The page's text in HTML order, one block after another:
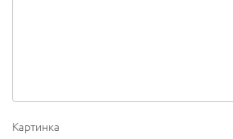
Картинка